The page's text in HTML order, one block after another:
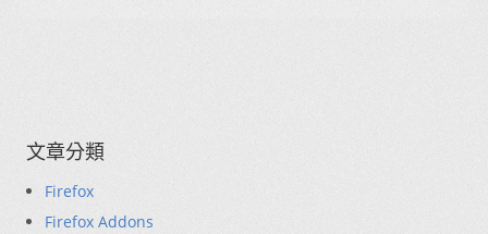
文章分類
Firefox
Firefox Addons